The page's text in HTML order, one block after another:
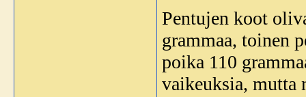
Pentujen koot
grammaa, toinen
poika 110
vaikeuksia, mutta